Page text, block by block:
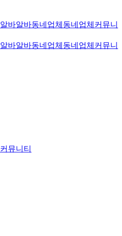
알바알바동네업체 동네업체 커뮤니
알바알바동네업체 동네업체 커뮤니
커뮤니티